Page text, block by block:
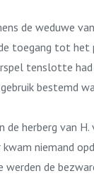
de weduwe
toegang tot het
tenslotte
bestemd
de herberg van
niemand
de